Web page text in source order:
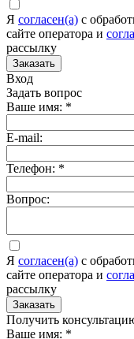
Я согласен(а) c
сайте оператора и
рассылку
Заказать
Вход
Задать вопрос
Ваше имя: *
E-mail:
Телефон: *
Вопрос:
Я согласен(а) c
сайте оператора и
рассылку
Заказать
Получить
Ваше имя: *